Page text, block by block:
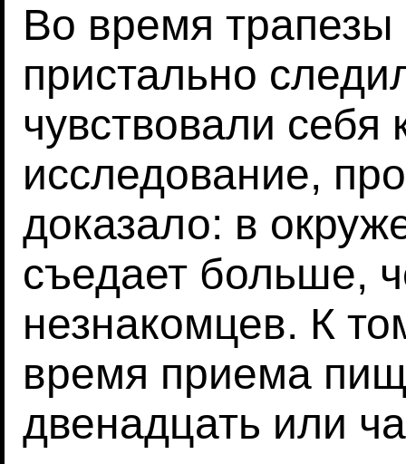
Во время трапезы
пристально
чувствовали себя
исследование,
доказало: в
съедает больше,
незнакомцев. К
время приема
двенадцать или